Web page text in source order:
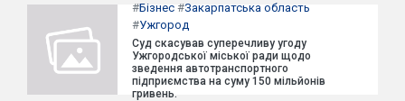
#Бізнес #Закарпатська область
#Ужгород
Суд скасував суперечливу угоду
Ужгородської міської ради щодо
зведення автотранспортного
підприємства на суму 150 мільйонів
гривень.